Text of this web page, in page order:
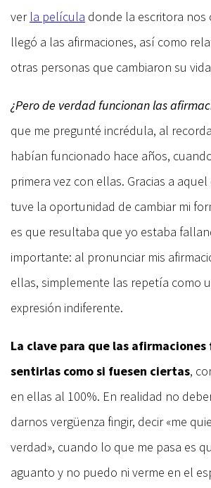
ver la película donde la escritora nos
llegó a las afirmaciones, así como
otras personas que cambiaron su
¿Pero de verdad funcionan las
que me pregunté incrédula, al
habían funcionado hace años,
primera vez con ellas. Gracias a
tuve la oportunidad de cambiar mi
es que resultaba que yo estaba
importante: al pronunciar mis
ellas, simplemente las repetía como
expresión indiferente.
La clave para que las afirmaciones
sentirlas como si fuesen ciertas,
en ellas al 100%. En realidad no
darnos vergüenza fingir, decir «me
verdad», cuando lo que me pasa es
aguanto y no puedo ni verme en el